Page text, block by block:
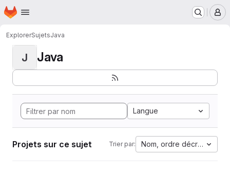
Passer au contenu principal
Page d'accueil
ExplorerSujetsJava
J Java
Langue
Projets sur ce sujet Trier par: Nom, ordre décroissant